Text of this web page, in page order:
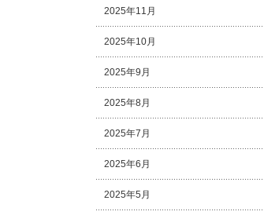
2025年11月
2025年10月
2025年9月
2025年8月
2025年7月
2025年6月
2025年5月